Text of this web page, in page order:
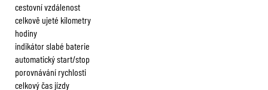
cestovní vzdálenost
celkově ujeté kilometry
hodiny
indikátor slabé baterie
automatický start/stop
porovnávání rychlosti
celkový čas jízdy